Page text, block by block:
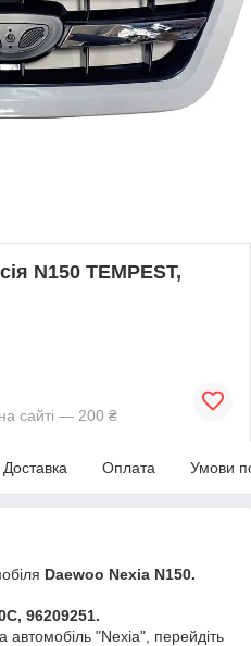
N150 TEMPEST,
сайті — 200 ₴
Доставка Оплата Умови
Daewoo Nexia N150.
96209251.
автомобіль "Nexia", перейдіть